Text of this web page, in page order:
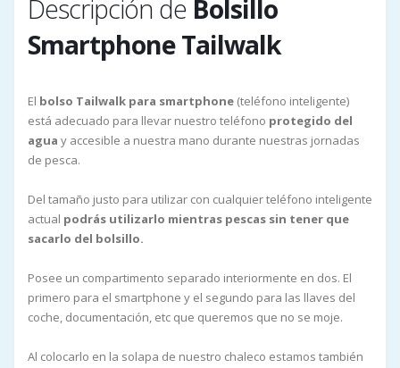
Descripción de Bolsillo
Smartphone Tailwalk
El bolso Tailwalk para smartphone (teléfono inteligente)
está adecuado para llevar nuestro teléfono protegido del
agua y accesible a nuestra mano durante nuestras jornadas
de pesca.
Del tamaño justo para utilizar con cualquier teléfono inteligente
actual podrás utilizarlo mientras pescas sin tener que
sacarlo del bolsillo.
Posee un compartimento separado interiormente en dos. El
primero para el smartphone y el segundo para las llaves del
coche, documentación, etc que queremos que no se moje.
Al colocarlo en la solapa de nuestro chaleco estamos también